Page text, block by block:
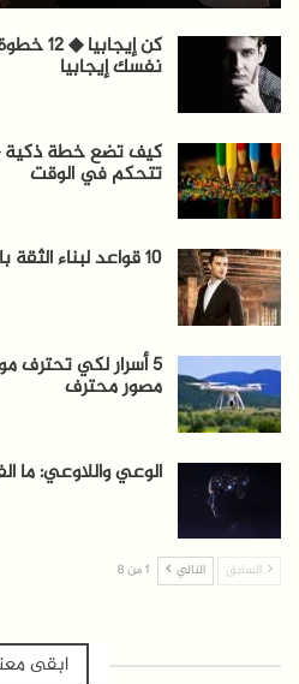
كن
نفسك إيجابيا
كيف تضع خطة
تتحكم في الوقت
10 قواعد لبناء الثقة بالنفس والنجاح في الحياة
5 أسرار لكي تحترف
مصور محترف
الوعي واللاوعي: ما
السابق التالي 1 من 8
ابقى